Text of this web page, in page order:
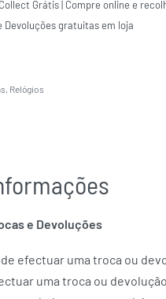
Grátis | Compre online e
Devoluções gratuitas em loja
, Relógios
e Devoluções
efectuar uma troca ou
uma troca ou